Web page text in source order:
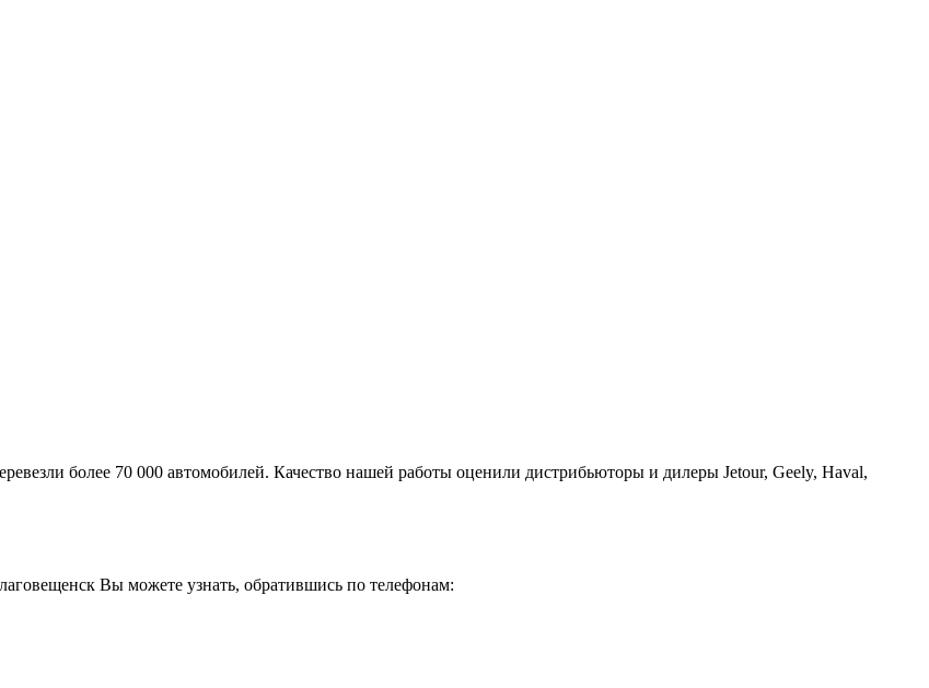
более 70 000 автомобилей. Качество нашей работы оценили дистрибьюторы и дилеры Jetour, Geely, Haval,
Вы можете узнать, обратившись по телефонам: